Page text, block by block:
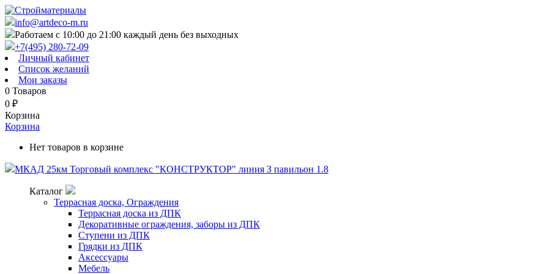
info@artdeco-m.ru
Работаем с 10:00 до 21:00 каждый день без выходных
+7(495) 280-72-09
Личный кабинет
Список желаний
Мои заказы
0 Товаров
0 ₽
Корзина
Корзина
Нет товаров в корзине
МКАД 25км Торговый комплекс "КОНСТРУКТОР" линия З павильон 1.8
Каталог
Террасная доска, Ограждения
Террасная доска из ДПК
Декоративные ограждения, заборы из ДПК
Ступени из ДПК
Грядки из ДПК
Аксессуары
Мебель